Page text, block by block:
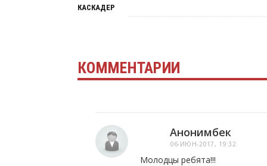
КАСКАДЕР
КОММЕНТАРИИ
Анонимбек
06-ИЮН-2017, 19:32
Молодцы ребята!!!